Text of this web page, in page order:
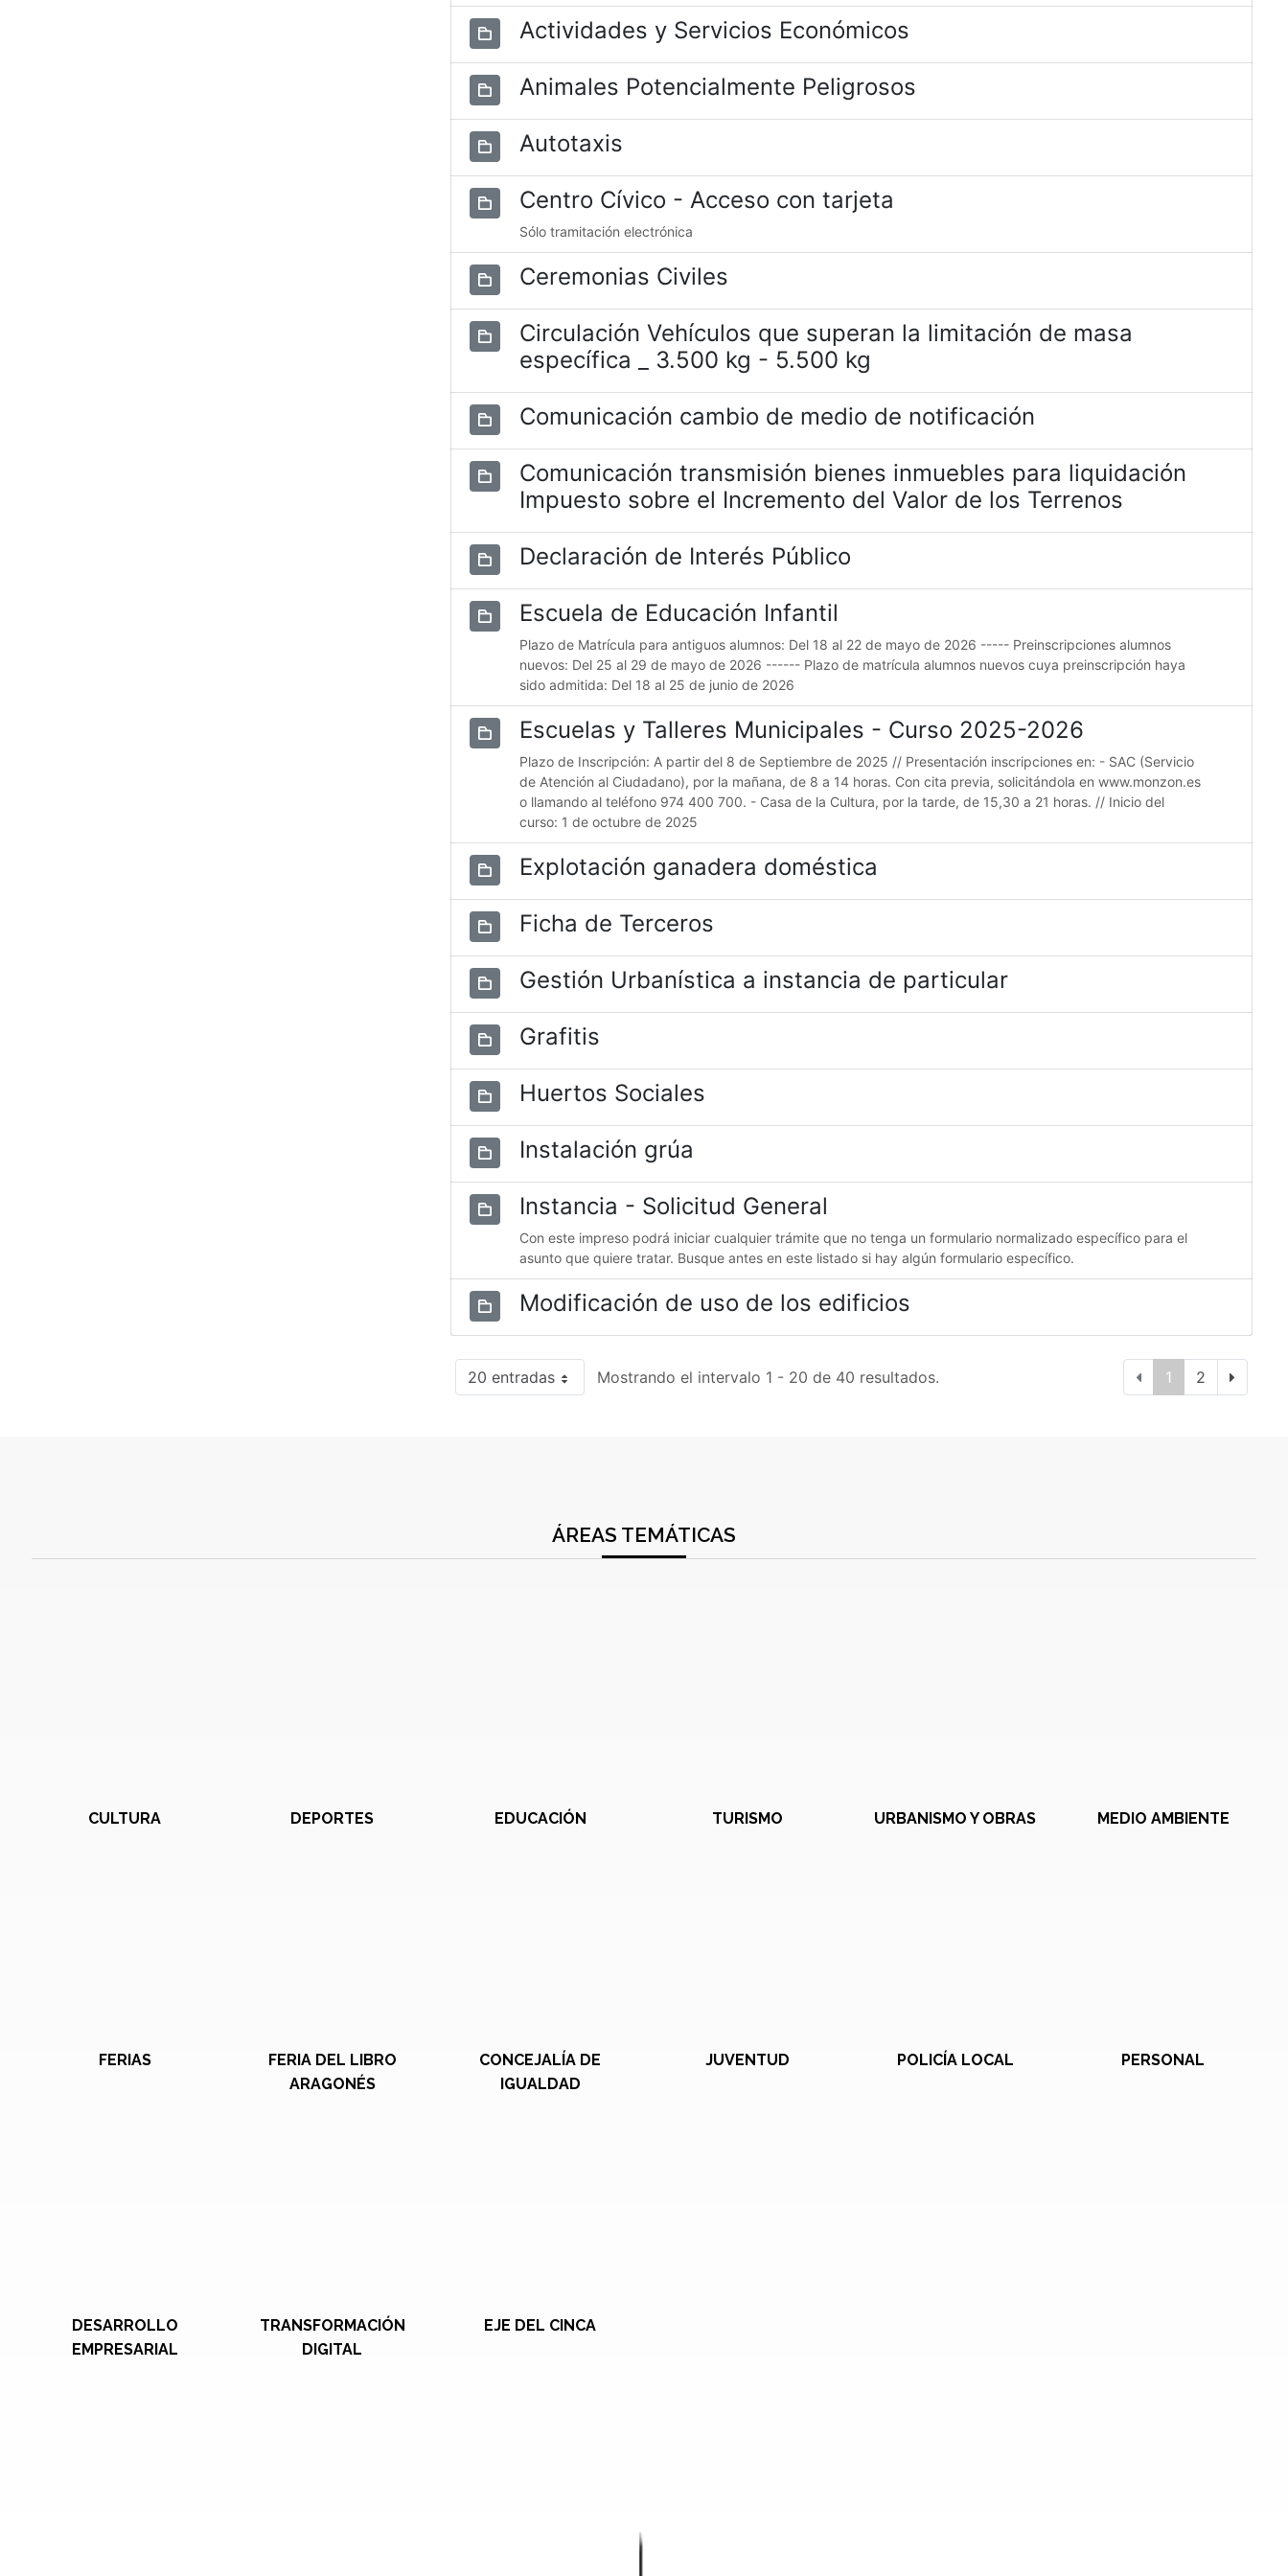
Actividades y Servicios Económicos
Animales Potencialmente Peligrosos
Autotaxis
Centro Cívico - Acceso con tarjeta
Sólo tramitación electrónica
Ceremonias Civiles
Circulación Vehículos que superan la limitación de masa
específica _ 3.500 kg - 5.500 kg
Comunicación cambio de medio de notificación
Comunicación transmisión bienes inmuebles para liquidación
Impuesto sobre el Incremento del Valor de los Terrenos
Declaración de Interés Público
Escuela de Educación Infantil
Plazo de Matrícula para antiguos alumnos: Del 18 al 22 de mayo de 2026 ----- Preinscripciones alumnos
nuevos: Del 25 al 29 de mayo de 2026 ------ Plazo de matrícula alumnos nuevos cuya preinscripción haya
sido admitida: Del 18 al 25 de junio de 2026
Escuelas y Talleres Municipales - Curso 2025-2026
Plazo de Inscripción: A partir del 8 de Septiembre de 2025 // Presentación inscripciones en: - SAC (Servicio
de Atención al Ciudadano), por la mañana, de 8 a 14 horas. Con cita previa, solicitándola en www.monzon.es
o llamando al teléfono 974 400 700. - Casa de la Cultura, por la tarde, de 15,30 a 21 horas. // Inicio del
curso: 1 de octubre de 2025
Explotación ganadera doméstica
Ficha de Terceros
Gestión Urbanística a instancia de particular
Grafitis
Huertos Sociales
Instalación grúa
Instancia - Solicitud General
Con este impreso podrá iniciar cualquier trámite que no tenga un formulario normalizado específico para el
asunto que quiere tratar. Busque antes en este listado si hay algún formulario específico.
Modificación de uso de los edificios
20 entradas Mostrando el intervalo 1 - 20 de 40 resultados. 1 2
ÁREAS TEMÁTICAS
CULTURA DEPORTES EDUCACIÓN TURISMO URBANISMO Y OBRAS MEDIO AMBIENTE
FERIAS
FERIA DEL LIBRO
ARAGONÉS
CONCEJALÍA DE
IGUALDAD
JUVENTUD POLICÍA LOCAL PERSONAL
DESARROLLO
EMPRESARIAL
TRANSFORMACIÓN
DIGITAL
EJE DEL CINCA